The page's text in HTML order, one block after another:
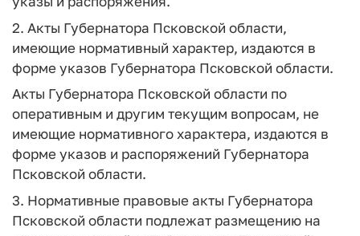
2. Акты Губернатора Псковской области,
имеющие нормативный характер, издаются в
форме указов Губернатора Псковской области.
Акты Губернатора Псковской области по
оперативным и другим текущим вопросам, не
имеющие нормативного характера, издаются в
форме указов и распоряжений Губернатора
Псковской области.
3. Нормативные правовые акты Губернатора
Псковской области подлежат размещению на